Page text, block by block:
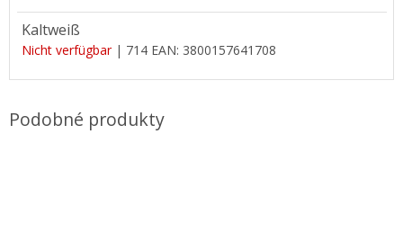
Kaltweiß
Nicht verfügbar | 714 EAN: 3800157641708